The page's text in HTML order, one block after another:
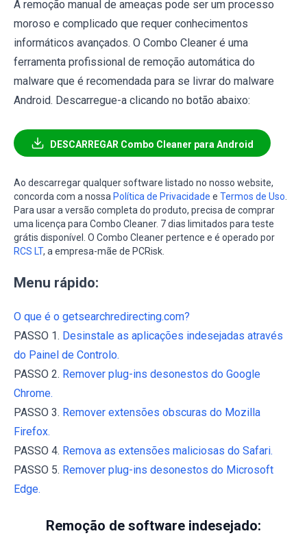
A remoção manual de ameaças pode ser um processo
moroso e complicado que requer conhecimentos
informáticos avançados. O Combo Cleaner é uma
ferramenta profissional de remoção automática do
malware que é recomendada para se livrar do malware
Android. Descarregue-a clicando no botão abaixo:
DESCARREGAR Combo Cleaner para Android
Ao descarregar qualquer software listado no nosso website,
concorda com a nossa Política de Privacidade e Termos de Uso
Para usar a versão completa do produto, precisa de comprar
uma licença para Combo Cleaner. 7 dias limitados para teste
grátis disponível. O Combo Cleaner pertence e é operado por
RCS LT, a empresa-mãe de PCRisk.
Menu rápido:
O que é o getsearchredirecting.com?
PASSO 1. Desinstale as aplicações indesejadas através
do Painel de Controlo.
PASSO 2. Remover plug-ins desonestos do Google
Chrome.
PASSO 3. Remover extensões obscuras do Mozilla
Firefox.
PASSO 4. Remova as extensões maliciosas do Safari.
PASSO 5. Remover plug-ins desonestos do Microsoft
Edge.
Remoção de software indesejado: